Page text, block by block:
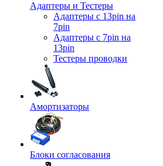
Адаптеры и Тестеры
Адаптеры с 13pin на
7pin
Адаптеры с 7pin на
13pin
Тестеры проводки
Амортизаторы
Блоки согласования